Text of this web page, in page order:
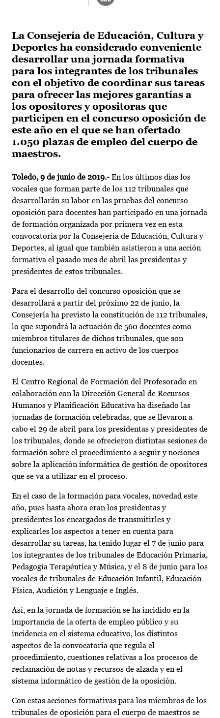
La Consejería de Educación, Cultura y
Deportes ha considerado conveniente
desarrollar una jornada formativa
para los integrantes de los tribunales
con el objetivo de coordinar sus tareas
para ofrecer las mejores garantías a
los opositores y opositoras que
participen en el concurso oposición de
este año en el que se han ofertado
1.050 plazas de empleo del cuerpo de
maestros.
Toledo, 9 de junio de 2019.- En los últimos días los
vocales que forman parte de los 112 tribunales que
desarrollarán su labor en las pruebas del concurso
oposición para docentes han participado en una jornada
de formación organizada por primera vez en esta
convocatoria por la Consejería de Educación, Cultura y
Deportes, al igual que también asistieron a una acción
formativa el pasado mes de abril las presidentas y
presidentes de estos tribunales.
Para el desarrollo del concurso oposición que se
desarrollará a partir del próximo 22 de junio, la
Consejería ha previsto la constitución de 112 tribunales,
lo que supondrá la actuación de 560 docentes como
miembros titulares de dichos tribunales, que son
funcionarios de carrera en activo de los cuerpos
docentes.
El Centro Regional de Formación del Profesorado en
colaboración con la Dirección General de Recursos
Humanos y Planificación Educativa ha diseñado las
jornadas de formación celebradas, que se llevaron a
cabo el 29 de abril para los presidentas y presidentes de
los tribunales, donde se ofrecieron distintas sesiones de
formación sobre el procedimiento a seguir y nociones
sobre la aplicación informática de gestión de opositores
que se va a utilizar en el proceso.
En el caso de la formación para vocales, novedad este
año, pues hasta ahora eran los presidentas y
presidentes los encargados de transmitirles y
explicarles los aspectos a tener en cuenta para
desarrollar su tareas, ha tenido lugar el 7 de junio para
los integrantes de los tribunales de Educación Primaria,
Pedagogía Terapéutica y Música, y el 8 de junio para los
vocales de tribunales de Educación Infantil, Educación
Física, Audición y Lenguaje e Inglés.
Así, en la jornada de formación se ha incidido en la
importancia de la oferta de empleo público y su
incidencia en el sistema educativo, los distintos
aspectos de la convocatoria que regula el
procedimiento, cuestiones relativas a los procesos de
reclamación de notas y recursos de alzada y en el
sistema informático de gestión de la oposición.
Con estas acciones formativas para los miembros de los
tribunales de oposición para el cuerpo de maestros se